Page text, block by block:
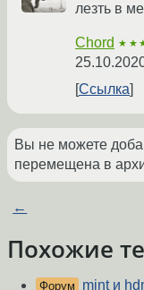
лезть в
Chord
Ссылка
Вы не можете
перемещена в
←
Похожие
Форум mint и